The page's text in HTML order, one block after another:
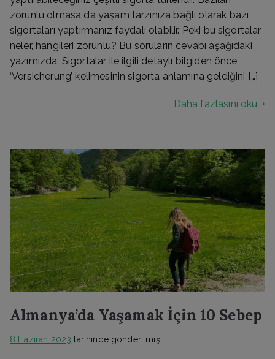
zorunlu olmasa da yaşam tarzınıza bağlı olarak bazı
sigortaları yaptırmanız faydalı olabilir. Peki bu sigortalar
neler, hangileri zorunlu? Bu soruların cevabı aşağıdaki
yazımızda. Sigortalar ile ilgili detaylı bilgiden önce
‘Versicherung’ kelimesinin sigorta anlamına geldiğini […]
Daha fazlasını oku
Almanya’da Yaşamak İçin 10 Sebep
8 Haziran 2023 tarihinde gönderilmiş